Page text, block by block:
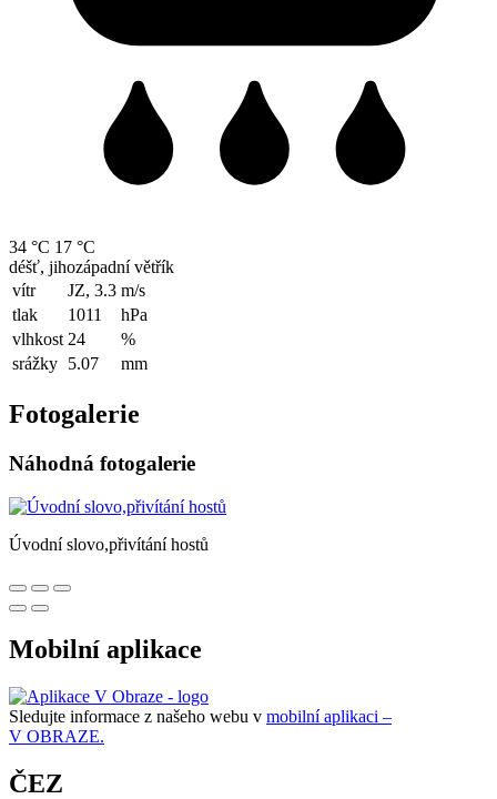
34 °C 17 °C
déšť, jihozápadní větřík
vítr
JZ, 3.3 m/s
tlak
1011
hPa
vlhkost 24
%
srážky 5.07 mm
Fotogalerie
Náhodná fotogalerie
Úvodní slovo,přivítání hostů
Mobilní aplikace
Sledujte informace z našeho webu v mobilní aplikaci –
V OBRAZE.
ČEZ